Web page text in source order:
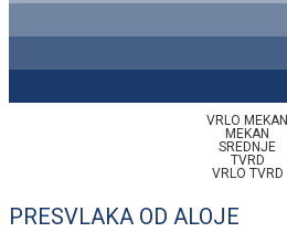
VRLO MEKAN
MEKAN
SREDNJE
TVRD
VRLO TVRD
PRESVLAKA OD ALOJE